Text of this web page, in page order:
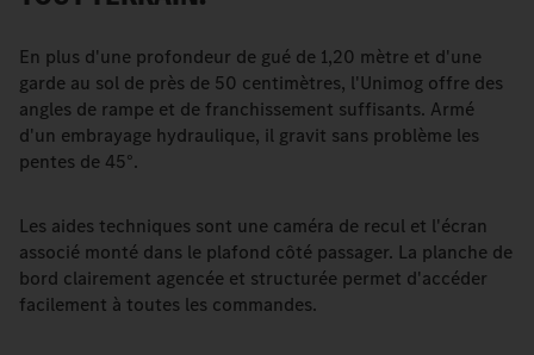
En plus d'une profondeur de gué de 1,20 mètre et d'une
garde au sol de près de 50 centimètres, l'Unimog offre des
angles de rampe et de franchissement suffisants. Armé
d'un embrayage hydraulique, il gravit sans problème les
pentes de 45°.
Les aides techniques sont une caméra de recul et l'écran
associé monté dans le plafond côté passager. La planche de
bord clairement agencée et structurée permet d'accéder
facilement à toutes les commandes.